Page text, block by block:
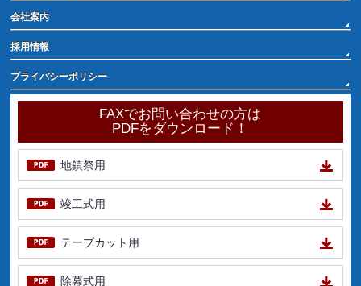
会社案内
採用情報
プライバシーポリシー
FAXでお問い合わせの方は
PDFをダウンロード！
地鎮祭用
竣工式用
テープカット用
除幕式用